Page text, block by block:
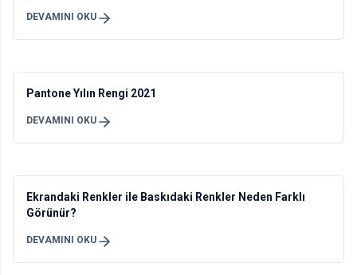
DEVAMINI OKU
Pantone Yılın Rengi 2021
DEVAMINI OKU
Ekrandaki Renkler ile Baskıdaki Renkler Neden Farklı
Görünür?
DEVAMINI OKU